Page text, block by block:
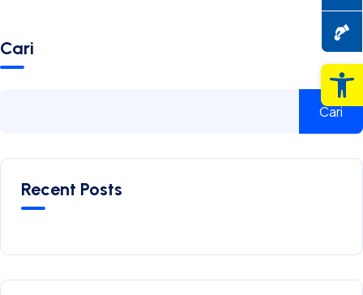
Cari
Cari
Recent Posts